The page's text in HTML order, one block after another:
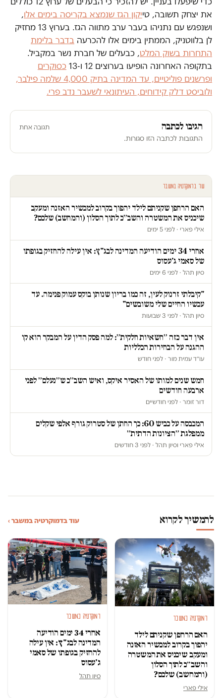
את יצחק תשובה, טייקון הגז שנמצא בקריסה בימים אלו,
ושנפגש עם נתניהו בעבר ערב מתווה הגז. בערוץ 13 מחזיק
לן בלווטניק, הממתין בימים אלו להכרעה בדבר בלימת
התחרות בשוק המלט, כבעלים של חברת נשר במקביל.
בתקופה האחרונה הופיעו בערוצים 12 ו-13
כסוקרים
ופרשנים פוליטיים, עד המדינה בתיק 4,000 שלמה פילבר,
ולוביסט דלק קידוחים, העיתונאי לשעבר נדב פרי.
הגיבו לכתבה תגובה אחת
התגובות לכתבה הזו סגורות.
עוד בדמוקרטיה במשבר
האם הרחפן שקניתם לילד יהפוך בקרוב למכשיר האזנה ומעקב
שיכניס את המשטרה והשב״כ לתוך הסלון (והמחשב) שלכם?
אילי פארי · לפני 5 ימים
אחרי 34 ימים הודיעה המדינה לבג"ץ: אין עילה להחזיק בגופתו
של סאמי ג'עסוס
סיון תהל · לפני 6 ימים
"קיבלתי זרנוק לעין, זה כמו בריון שנותן בוקס עמוק פנימה. עד
עכשיו החיים שלי משובשים"
סיון תהל · לפני 3 שבועות
אין דבר כזה ״חשאיות חלקית״: למה פסק הדין על המבקר הוא קו
ההגנה על הבחירות הכלליות
עו״ד עמית מור · לפני חודש
חמש שנים למותו של האסיר איקס, ואיש השב״כ ש״נעלם״ לפני
ארבעה חודשים
דור זומר · לפני חודשיים
המכבסה על כביש 60: כך החתן של סטרוק גורף אלפי שקלים
ממפלגת ״הציונות הדתית״
אילי פארי וסיון תהל · לפני 3 חודשים
להמשיך לקרוא עוד בדמוקרטיה במשבר ›
דמוקרטיה במשבר
האם הרחפן שקניתם לילד
יהפוך בקרוב למכשיר האזנה
ומעקב שיכניס את המשטרה
והשב״כ לתוך הסלון
(והמחשב) שלכם?
אילי פארי
דמוקרטיה במשבר
אחרי 34 ימים הודיעה
המדינה לבג"ץ: אין עילה
להחזיק בגופתו של סאמי
ג'עסוס
סיון תהל